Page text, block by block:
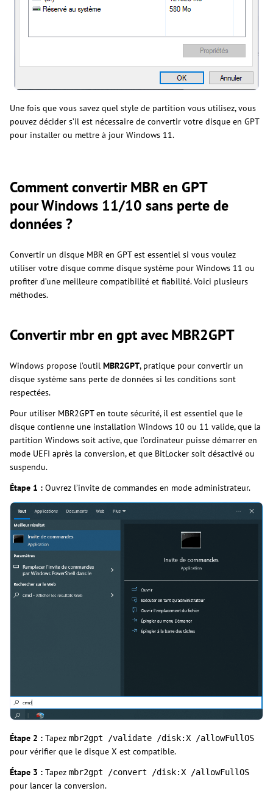
Une fois que vous savez quel style de partition vous utilisez, vous
pouvez décider s’il est nécessaire de convertir votre disque en GPT
pour installer ou mettre à jour Windows 11.
Comment convertir MBR en GPT
pour Windows 11/10 sans perte de
données ?
Convertir un disque MBR en GPT est essentiel si vous voulez
utiliser votre disque comme disque système pour Windows 11 ou
profiter d’une meilleure compatibilité et fiabilité. Voici plusieurs
méthodes.
Convertir mbr en gpt avec MBR2GPT
Windows propose l’outil MBR2GPT, pratique pour convertir un
disque système sans perte de données si les conditions sont
respectées.
Pour utiliser MBR2GPT en toute sécurité, il est essentiel que le
disque contienne une installation Windows 10 ou 11 valide, que la
partition Windows soit active, que l’ordinateur puisse démarrer en
mode UEFI après la conversion, et que BitLocker soit désactivé ou
suspendu.
Étape 1 : Ouvrez l’invite de commandes en mode administrateur.
Étape 2 : Tapez mbr2gpt /validate /disk:X /allowFullOS
pour vérifier que le disque X est compatible.
Étape 3 : Tapez mbr2gpt /convert /disk:X /allowFullOS
pour lancer la conversion.